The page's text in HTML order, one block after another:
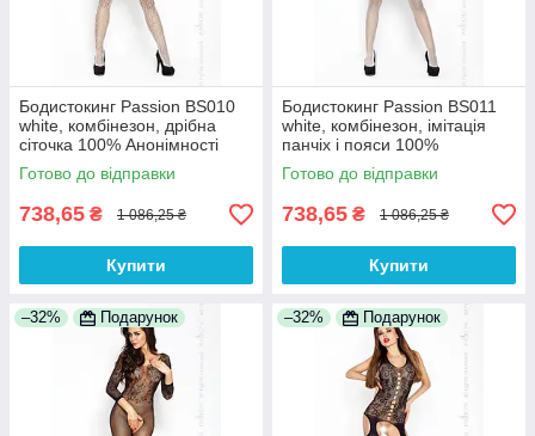
Бодистокинг Passion BS010
white, комбінезон, дрібна
сіточка 100% Анонімності
Готово до відправки
738,65 ₴ 1 086,25 ₴
Купити
Бодистокинг Passion BS011
white, комбінезон, імітація
панчіх і пояси 100%
Анонімності
Готово до відправки
738,65 ₴ 1 086,25 ₴
Купити
–32% Подарунок –32% Подарунок